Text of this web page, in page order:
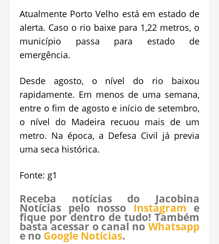
Atualmente Porto Velho está em estado de
alerta. Caso o rio baixe para 1,22 metros, o
município passa para estado de
emergência.
Desde agosto, o nível do rio baixou
rapidamente. Em menos de uma semana,
entre o fim de agosto e início de setembro,
o nível do Madeira recuou mais de um
metro. Na época, a Defesa Civil já previa
uma seca histórica.
Fonte: g1
Receba notícias do Jacobina
Notícias pelo nosso Instagram e
fique por dentro de tudo! Também
basta acessar o canal no Whatsapp
e no Google Notícias.